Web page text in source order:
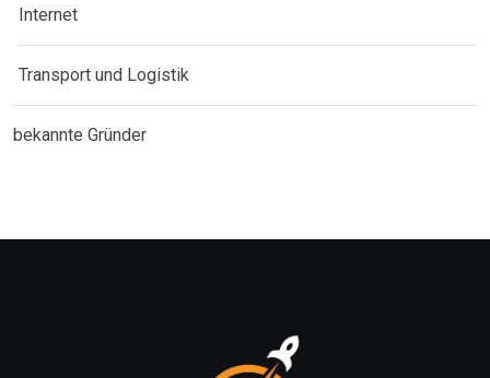
Internet
Transport und Logistik
bekannte Gründer